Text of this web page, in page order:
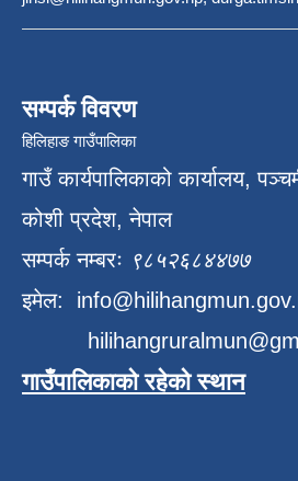
सम्पर्क विवरण
हिलिहाङ गाउँपालिका
गाउँ कार्यपालिकाको कार्यालय,
कोशी प्रदेश, नेपाल
सम्पर्क नम्बरः ९८५२६८४४७७
इमेल:
गाउँपालिकाको रहेको स्थान